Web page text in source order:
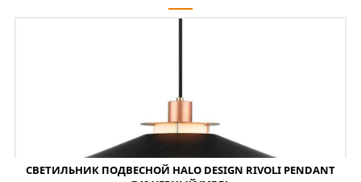
СВЕТИЛЬНИК ПОДВЕСНОЙ HALO DESIGN RIVOLI PENDANT